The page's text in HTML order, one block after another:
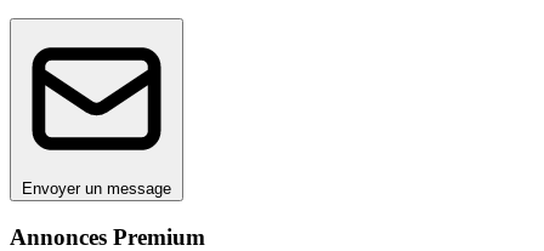
Annonces Premium
Envoyer un message